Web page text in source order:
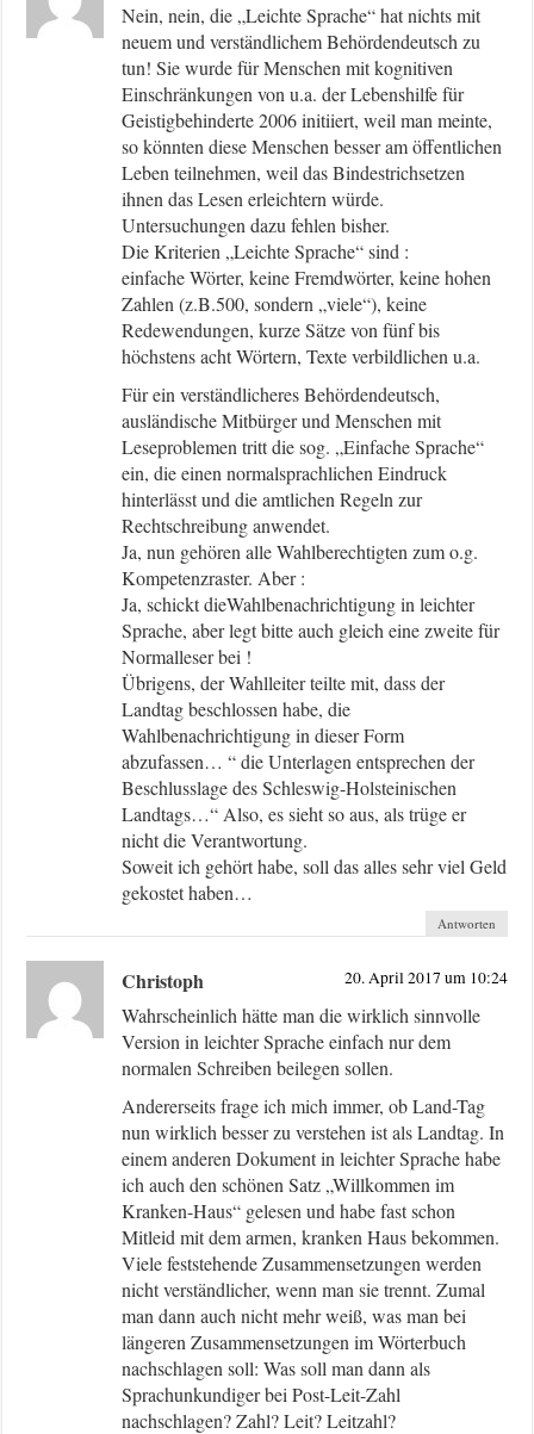
Nein, nein, die „Leichte Sprache“ hat nichts mit
neuem und verständlichem Behördendeutsch zu
tun! Sie wurde für Menschen mit kognitiven
Einschränkungen von u.a. der Lebenshilfe für
Geistigbehinderte 2006 initiiert, weil man meinte,
so könnten diese Menschen besser am öffentlichen
Leben teilnehmen, weil das Bindestrichsetzen
ihnen das Lesen erleichtern würde.
Untersuchungen dazu fehlen bisher.
Die Kriterien „Leichte Sprache“ sind :
einfache Wörter, keine Fremdwörter, keine hohen
Zahlen (z.B.500, sondern „viele“), keine
Redewendungen, kurze Sätze von fünf bis
höchstens acht Wörtern, Texte verbildlichen u.a.
Für ein verständlicheres Behördendeutsch,
ausländische Mitbürger und Menschen mit
Leseproblemen tritt die sog. „Einfache Sprache“
ein, die einen normalsprachlichen Eindruck
hinterlässt und die amtlichen Regeln zur
Rechtschreibung anwendet.
Ja, nun gehören alle Wahlberechtigten zum o.g.
Kompetenzraster. Aber :
Ja, schickt dieWahlbenachrichtigung in leichter
Sprache, aber legt bitte auch gleich eine zweite für
Normalleser bei !
Übrigens, der Wahlleiter teilte mit, dass der
Landtag beschlossen habe, die
Wahlbenachrichtigung in dieser Form
abzufassen… “ die Unterlagen entsprechen der
Beschlusslage des Schleswig-Holsteinischen
Landtags…“ Also, es sieht so aus, als trüge er
nicht die Verantwortung.
Soweit ich gehört habe, soll das alles sehr viel Geld
gekostet haben…
Antworten
Christoph 20. April 2017 um 10:24
Wahrscheinlich hätte man die wirklich sinnvolle
Version in leichter Sprache einfach nur dem
normalen Schreiben beilegen sollen.
Andererseits frage ich mich immer, ob Land-Tag
nun wirklich besser zu verstehen ist als Landtag. In
einem anderen Dokument in leichter Sprache habe
ich auch den schönen Satz „Willkommen im
Kranken-Haus“ gelesen und habe fast schon
Mitleid mit dem armen, kranken Haus bekommen.
Viele feststehende Zusammensetzungen werden
nicht verständlicher, wenn man sie trennt. Zumal
man dann auch nicht mehr weiß, was man bei
längeren Zusammensetzungen im Wörterbuch
nachschlagen soll: Was soll man dann als
Sprachunkundiger bei Post-Leit-Zahl
nachschlagen? Zahl? Leit? Leitzahl?